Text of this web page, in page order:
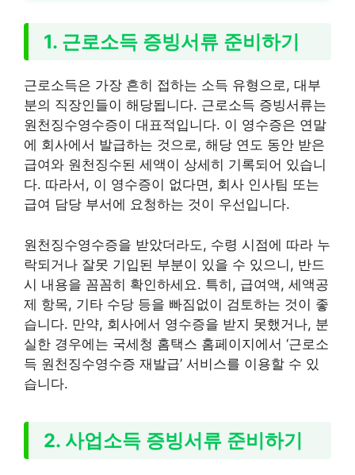
1. 근로소득 증빙서류 준비하기
근로소득은 가장 흔히 접하는 소득 유형으로, 대부
분의 직장인들이 해당됩니다. 근로소득 증빙서류는
원천징수영수증이 대표적입니다. 이 영수증은 연말
에 회사에서 발급하는 것으로, 해당 연도 동안 받은
급여와 원천징수된 세액이 상세히 기록되어 있습니
다. 따라서, 이 영수증이 없다면, 회사 인사팀 또는
급여 담당 부서에 요청하는 것이 우선입니다.
원천징수영수증을 받았더라도, 수령 시점에 따라 누
락되거나 잘못 기입된 부분이 있을 수 있으니, 반드
시 내용을 꼼꼼히 확인하세요. 특히, 급여액, 세액공
제 항목, 기타 수당 등을 빠짐없이 검토하는 것이 좋
습니다. 만약, 회사에서 영수증을 받지 못했거나, 분
실한 경우에는 국세청 홈택스 홈페이지에서 ‘근로소
득 원천징수영수증 재발급’ 서비스를 이용할 수 있
습니다.
2. 사업소득 증빙서류 준비하기